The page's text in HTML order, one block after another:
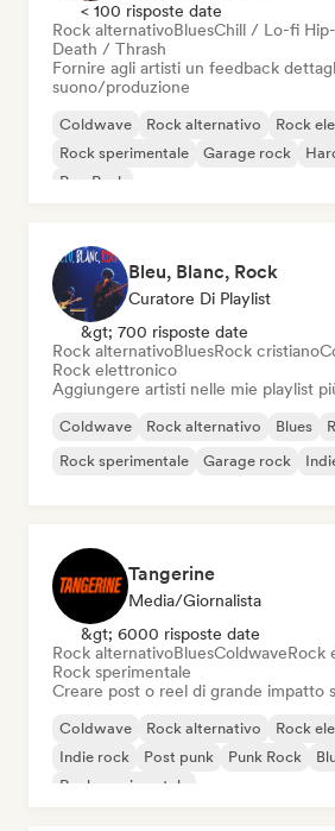
< 100 risposte date
Rock alternativoBluesChill / Lo-fi
Death / Thrash
Fornire agli artisti un feedback
suono/produzione
Coldwave Rock alternativo
Rock
Rock sperimentale
Garage rock
Pop Punk
Bleu, Blanc, Rock
Curatore Di Playlist
&gt; 700 risposte date
Rock alternativoBluesRock cristiano
Rock elettronico
Aggiungere artisti nelle mie playlist
Coldwave Rock alternativo Blues
Rock sperimentale
Garage rock
Tangerine
Media/Giornalista
&gt; 6000 risposte date
Rock alternativoBluesColdwaveRock
Rock sperimentale
Creare post o reel di grande impatto
Coldwave Rock alternativo
Rock
Indie rock
Post punk Punk Rock
Rock sperimentale